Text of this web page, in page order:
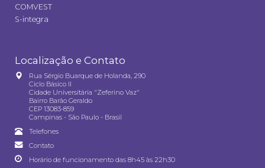
COMVEST
S-integra
Localização e Contato
Rua Sérgio Buarque de Holanda, 290
Ciclo Básico II
Cidade Universitária "Zeferino Vaz"
Bairro Barão Geraldo
CEP 13083-859
Campinas - São Paulo - Brasil
Telefones
Contato
Horário de funcionamento das 8h45 às 22h30